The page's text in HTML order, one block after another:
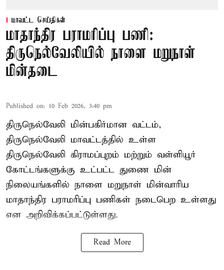
மாவட்ட செய்திகள்
மாதாந்திர பராமரிப்பு பணி:
திருநெல்வேலியில் நாளை மறுநாள்
மின்தடை
Published on: 10 Feb 2026, 3:40 pm
திருநெல்வேலி மின்பகிர்மான வட்டம்,
திருநெல்வேலி மாவட்டத்தில் உள்ள
திருநெல்வேலி கிராமப்புறம் மற்றும் வள்ளியூர்
கோட்டங்களுக்கு உட்பட்ட துணை மின்
நிலையங்களில் நாளை மறுநாள் மின்வாரிய
மாதாந்திர பராமரிப்பு பணிகள் நடைபெற உள்ளது
என அறிவிக்கப்பட்டுள்ளது.
Read More